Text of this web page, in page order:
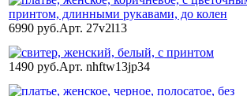
6990 руб.Арт. 27v2l13
1490 руб.Арт. nhftw13jp34